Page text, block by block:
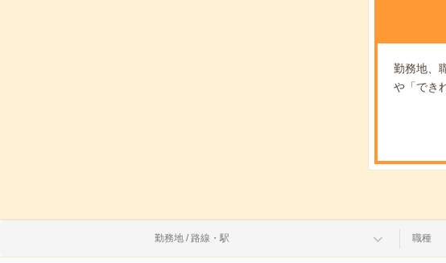
勤務地、
や「でき
勤務地 / 路線・駅 職種